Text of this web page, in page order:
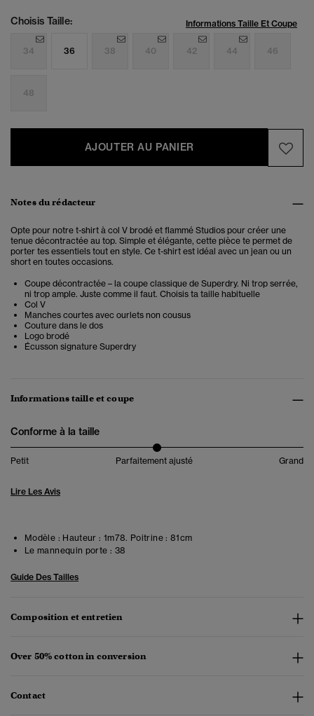
Choisis Taille: Informations Taille Et Coupe
34 36 38 40 42 44 46
48
AJOUTER AU PANIER
Notes du rédacteur
Opte pour notre t-shirt à col V brodé et flammé Studios pour créer une
tenue décontractée au top. Simple et élégante, cette pièce te permet de
porter tes essentiels tout en style. Ce t-shirt est idéal avec un jean ou un
short en toutes occasions.
Coupe décontractée – la coupe classique de Superdry. Ni trop serrée,
ni trop ample. Juste comme il faut. Choisis ta taille habituelle
Col V
Manches courtes avec ourlets non cousus
Couture dans le dos
Logo brodé
Écusson signature Superdry
Informations taille et coupe
Conforme à la taille
Petit Parfaitement ajusté Grand
Lire Les Avis
Modèle : Hauteur : 1m78. Poitrine : 81cm
Le mannequin porte : 38
Guide Des Tailles
Composition et entretien
Over 50% cotton in conversion
Contact